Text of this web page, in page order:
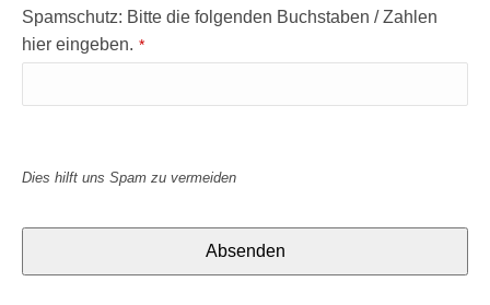
Spamschutz: Bitte die folgenden Buchstaben / Zahlen
hier eingeben. *
Dies hilft uns Spam zu vermeiden
Your
Absenden